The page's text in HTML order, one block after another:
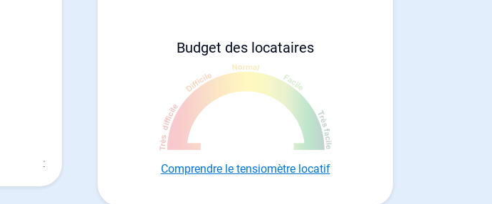
Budget des locataires
Comprendre le tensiomètre locatif